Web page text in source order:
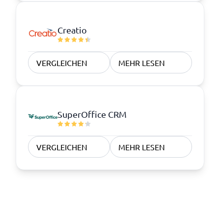
Creatio
VERGLEICHEN MEHR LESEN
SuperOffice CRM
VERGLEICHEN MEHR LESEN